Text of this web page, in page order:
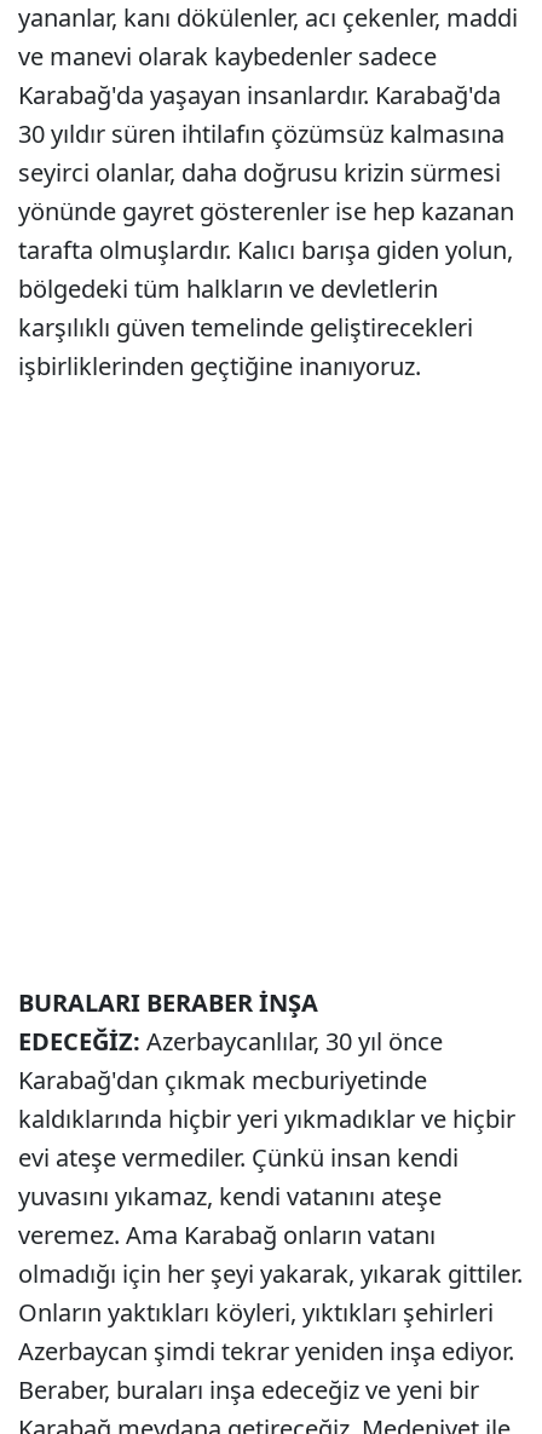
yananlar, kanı dökülenler, acı çekenler, maddi
ve manevi olarak kaybedenler sadece
Karabağ'da yaşayan insanlardır. Karabağ'da
30 yıldır süren ihtilafın çözümsüz kalmasına
seyirci olanlar, daha doğrusu krizin sürmesi
yönünde gayret gösterenler ise hep kazanan
tarafta olmuşlardır. Kalıcı barışa giden yolun,
bölgedeki tüm halkların ve devletlerin
karşılıklı güven temelinde geliştirecekleri
işbirliklerinden geçtiğine inanıyoruz.
BURALARI BERABER İNŞA
EDECEĞİZ: Azerbaycanlılar, 30 yıl önce
Karabağ'dan çıkmak mecburiyetinde
kaldıklarında hiçbir yeri yıkmadıklar ve hiçbir
evi ateşe vermediler. Çünkü insan kendi
yuvasını yıkamaz, kendi vatanını ateşe
veremez. Ama Karabağ onların vatanı
olmadığı için her şeyi yakarak, yıkarak gittiler.
Onların yaktıkları köyleri, yıktıkları şehirleri
Azerbaycan şimdi tekrar yeniden inşa ediyor.
Beraber, buraları inşa edeceğiz ve yeni bir